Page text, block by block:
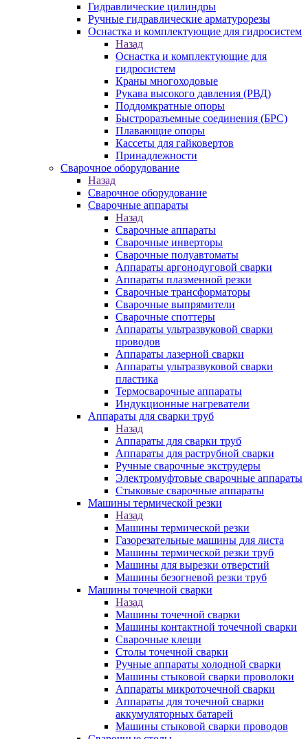
Гидравлические цилиндры
Ручные гидравлические арматурорезы
Оснастка и комплектующие для гидросистем
Назад
Оснастка и комплектующие для
гидросистем
Краны многоходовые
Рукава высокого давления (РВД)
Поддомкратные опоры
Быстроразъемные соединения (БРС)
Плавающие опоры
Кассеты для гайковертов
Принадлежности
Сварочное оборудование
Назад
Сварочное оборудование
Сварочные аппараты
Назад
Сварочные аппараты
Сварочные инверторы
Сварочные полуавтоматы
Аппараты аргонодуговой сварки
Аппараты плазменной резки
Сварочные трансформаторы
Сварочные выпрямители
Сварочные споттеры
Аппараты ультразвуковой сварки
проводов
Аппараты лазерной сварки
Аппараты ультразвуковой сварки
пластика
Термосварочные аппараты
Индукционные нагреватели
Аппараты для сварки труб
Назад
Аппараты для сварки труб
Аппараты для раструбной сварки
Ручные сварочные экструдеры
Электромуфтовые сварочные аппараты
Стыковые сварочные аппараты
Машины термической резки
Назад
Машины термической резки
Газорезательные машины для листа
Машины термической резки труб
Машины для вырезки отверстий
Машины безогневой резки труб
Машины точечной сварки
Назад
Машины точечной сварки
Машины контактной точечной сварки
Сварочные клещи
Столы точечной сварки
Ручные аппараты холодной сварки
Машины стыковой сварки проволоки
Аппараты микроточечной сварки
Аппараты для точечной сварки
аккумуляторных батарей
Машины стыковой сварки проводов